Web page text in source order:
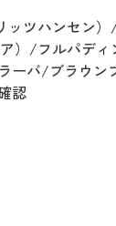
ッツハンセン
）/フルパデ
ーバ/ブラウン
認